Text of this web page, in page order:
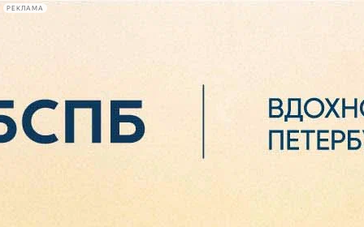
РЕКЛАМА
Сегодня:
2026.08.06